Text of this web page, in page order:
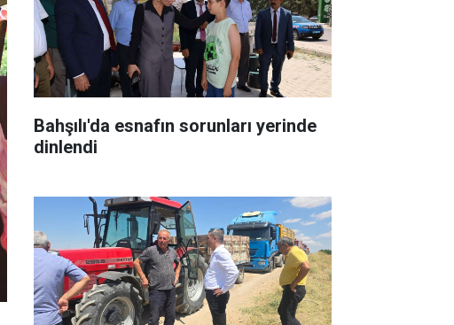
Bahşılı'da esnafın sorunları yerinde
dinlendi